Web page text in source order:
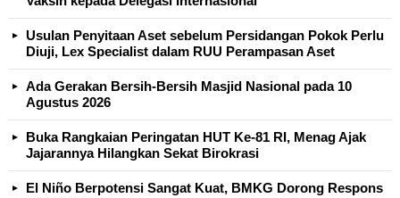
Usulan Penyitaan Aset sebelum Persidangan Pokok Perlu
Diuji, Lex Specialist dalam RUU Perampasan Aset
Ada Gerakan Bersih-Bersih Masjid Nasional pada 10
Agustus 2026
Buka Rangkaian Peringatan HUT Ke-81 RI, Menag Ajak
Jajarannya Hilangkan Sekat Birokrasi
El Niño Berpotensi Sangat Kuat, BMKG Dorong Respons